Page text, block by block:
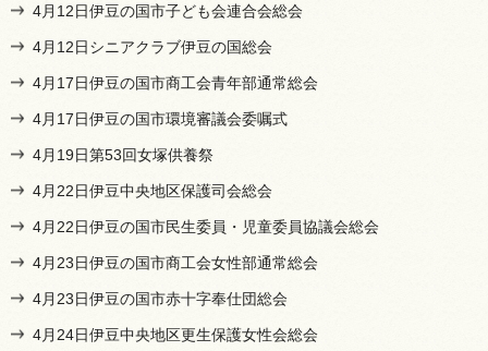
4月12日伊豆の国市子ども会連合会総会
4月12日シニアクラブ伊豆の国総会
4月17日伊豆の国市商工会青年部通常総会
4月17日伊豆の国市環境審議会委嘱式
4月19日第53回女塚供養祭
4月22日伊豆中央地区保護司会総会
4月22日伊豆の国市民生委員・児童委員協議会総会
4月23日伊豆の国市商工会女性部通常総会
4月23日伊豆の国市赤十字奉仕団総会
4月24日伊豆中央地区更生保護女性会総会